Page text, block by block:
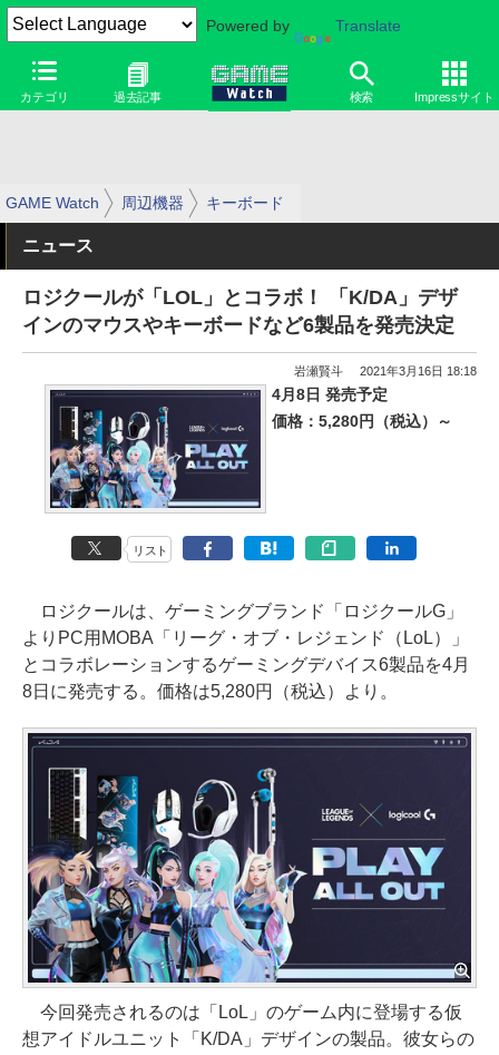
Powered by Translate
カテゴリ 過去記事 検索 Impressサイト
GAME Watch 周辺機器 キーボード
ニュース
ロジクールが「LOL」とコラボ！ 「K/DA」デザ
インのマウスやキーボードなど6製品を発売決定
岩瀬賢斗 2021年3月16日 18:18
4月8日 発売予定
価格：5,280円（税込）～
リスト
ロジクールは、ゲーミングブランド「ロジクールG」
よりPC用MOBA「リーグ・オブ・レジェンド（LoL）」
とコラボレーションするゲーミングデバイス6製品を4月
8日に発売する。価格は5,280円（税込）より。
今回発売されるのは「LoL」のゲーム内に登場する仮
想アイドルユニット「K/DA」デザインの製品。彼女らの